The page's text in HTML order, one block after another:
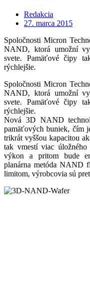
Redakcia
27. marca 2015
Spoločnosti Micron
NAND, ktorá umožní
svete. Pamäťové čipy
rýchlejšie.
Spoločnosti Micron
NAND, ktorá umožní
svete. Pamäťové čipy
rýchlejšie.
Nová 3D NAND
pamäťových buniek, čím
trikrát vyššou kapacitou
tak vmestí viac
výkon a pritom bude
planárna metóda NAND
limitom, výrobcovia sú